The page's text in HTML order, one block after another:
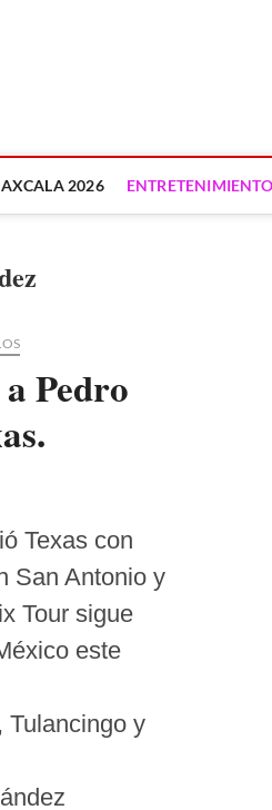
2026 ENTRETENIMIENTO
Pedro
Texas con
San Antonio y
Tour sigue
este
Tulancingo y